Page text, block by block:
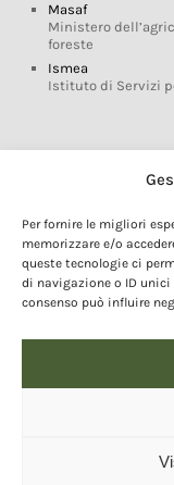
Per fornire le migliori
memorizzare e/o
queste tecnologie ci
di navigazione o ID
consenso può influire
Masaf
Ministero
foreste
Ismea
Istituto di Servizi
Glossario DOP
Marchi DOP IGP
Normativa prodotti
Consorzi di Tutela
Farm To Fork e